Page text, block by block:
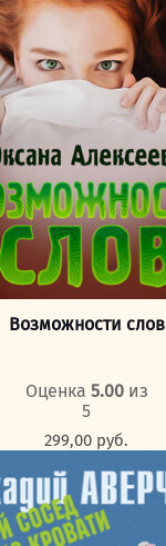
Возможности слов
Оценка 5.00из
5
299,00 руб.